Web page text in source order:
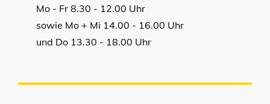
Mo - Fr 8.30 - 12.00 Uhr
sowie Mo + Mi 14.00 - 16.00 Uhr
und Do 13.30 - 18.00 Uhr